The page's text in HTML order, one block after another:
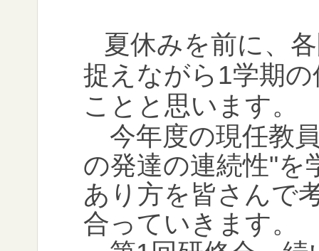
夏休みを前に、
捉えながら1学期
ことと思います。
今年度の現任教
の発達の連続性"を
あり方を皆さんで
合っていきます。